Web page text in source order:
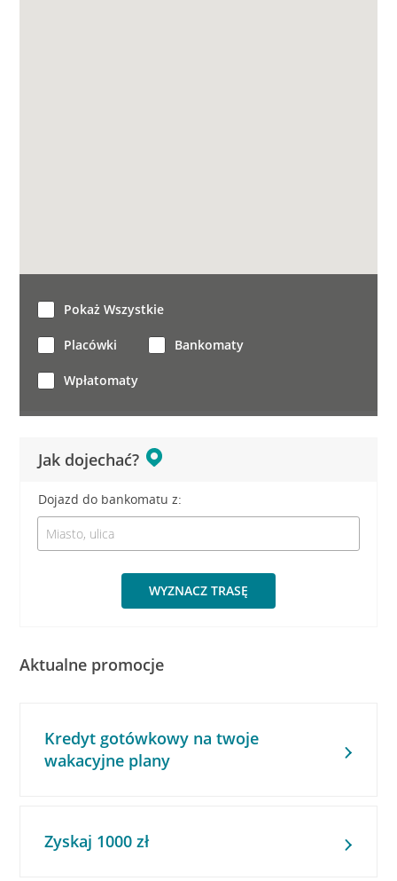
Jak dojechać?
Dojazd do bankomatu z:
WYZNACZ TRASĘ
Pokaż Wszystkie
Placówki Bankomaty
Wpłatomaty
Aktualne promocje
Kredyt gotówkowy na twoje
wakacyjne plany
Zyskaj 1000 zł